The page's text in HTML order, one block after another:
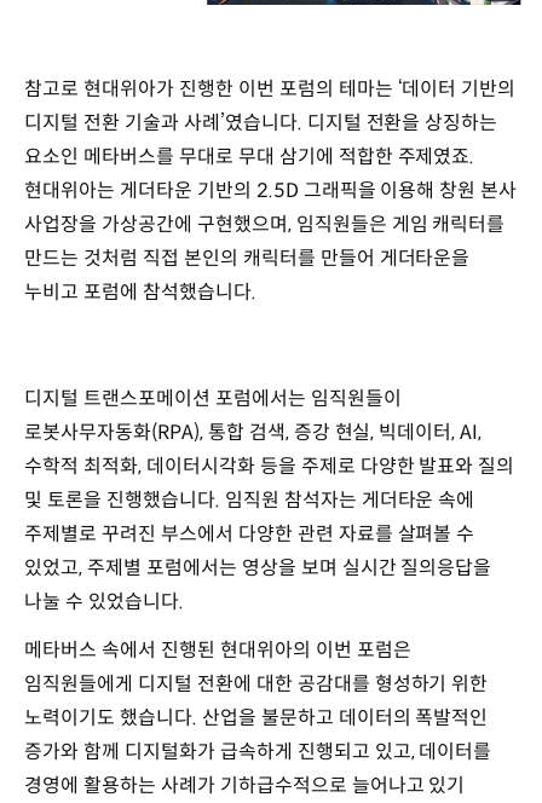
참고로 현대위아가 진행한 이번 포럼의 테마는 ‘데이터 기반의
디지털 전환 기술과 사례’였습니다. 디지털 전환을 상징하는
요소인 메타버스를 무대로 무대 삼기에 적합한 주제였죠.
현대위아는 게더타운 기반의 2.5D 그래픽을 이용해 창원 본사
사업장을 가상공간에 구현했으며, 임직원들은 게임 캐릭터를
만드는 것처럼 직접 본인의 캐릭터를 만들어 게더타운을
누비고 포럼에 참석했습니다.
디지털 트랜스포메이션 포럼에서는 임직원들이
로봇사무자동화(RPA), 통합 검색, 증강 현실, 빅데이터, AI,
수학적 최적화, 데이터시각화 등을 주제로 다양한 발표와 질의
및 토론을 진행했습니다. 임직원 참석자는 게더타운 속에
주제별로 꾸려진 부스에서 다양한 관련 자료를 살펴볼 수
있었고, 주제별 포럼에서는 영상을 보며 실시간 질의응답을
나눌 수 있었습니다.
메타버스 속에서 진행된 현대위아의 이번 포럼은
임직원들에게 디지털 전환에 대한 공감대를 형성하기 위한
노력이기도 했습니다. 산업을 불문하고 데이터의 폭발적인
증가와 함께 디지털화가 급속하게 진행되고 있고, 데이터를
경영에 활용하는 사례가 기하급수적으로 늘어나고 있기